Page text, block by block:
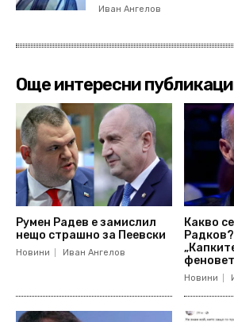
Иван Ангелов
Още интересни
Румен Радев е замислил
нещо страшно за Пеевски
Новини Иван Ангелов
Какво
Новини